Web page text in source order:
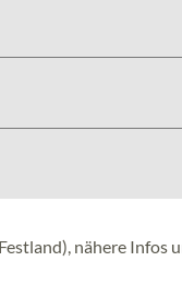
nähere Infos